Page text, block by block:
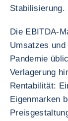
Stabilisierung.
Die EBITDA-
Umsatzes
Pandemie
Verlagerung
Rentabilität:
Eigenmarken